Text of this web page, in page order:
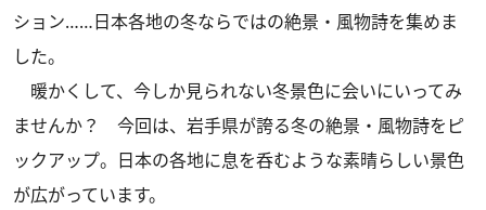
ション……日本各地の冬ならではの絶景・風物詩を集めま
した。
暖かくして、今しか見られない冬景色に会いにいってみ
ませんか？ 今回は、岩手県が誇る冬の絶景・風物詩をピ
ックアップ。日本の各地に息を呑むような素晴らしい景色
が広がっています。